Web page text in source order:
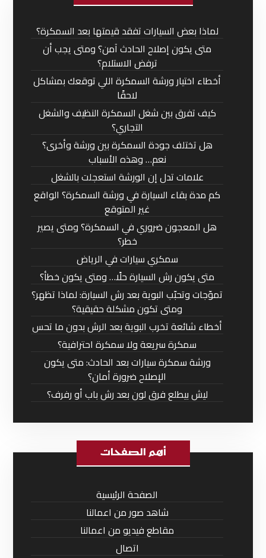
لماذا بعض السيارات تفقد قيمتها بعد السمكرة؟
متى يكون إصلاح الحادث آمن؟ ومتى يجب أن
ترفض الاستلام؟
أخطاء اختيار ورشة السمكرة اللي توقعك بمشاكل
لاحقًا
كيف تفرق بين شغل السمكرة النظيف والشغل
التجاري؟
هل تختلف جودة السمكرة بين ورشة وأخرى؟
نعم… وهذه الأسباب
علامات تدل إن الورشة استعجلت بالشغل
كم مدة بقاء السيارة في ورشة السمكرة؟ الواقع
غير المتوقع
هل المعجون ضروري في السمكرة؟ ومتى يصير
خطر؟
سمكري سيارات في الرياض
متى يكون رش السيارة حلًا… ومتى يكون خطأ؟
تموّجات وتحبّب البوية بعد رش السيارة: لماذا تظهر؟
ومتى تكون مشكلة حقيقية؟
أخطاء شائعة تخرب البوية بعد الرش بدون ما تحس
سمكرة سريعة ولا سمكرة احترافية؟
ورشة سمكرة سيارات بعد الحادث: متى يكون
الإصلاح ضرورة أمان؟
ليش بيطلع فرق لون بعد رش باب أو رفرف؟
أهم الصفحات
الصفحة الرئيسية
شاهد صور من اعمالنا
مقاطع فيديو من اعمالنا
اتصال